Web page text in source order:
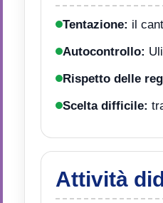
Tentazione: il
Autocontrollo:
Rispetto delle
Scelta difficile:
Attività